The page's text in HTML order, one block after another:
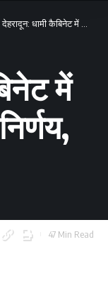
देहरादून: धामी कैबिनेट में लिये गये महत्वपूर्ण निर्णय, पढ़िए विस्तार से
में
47 Min Read